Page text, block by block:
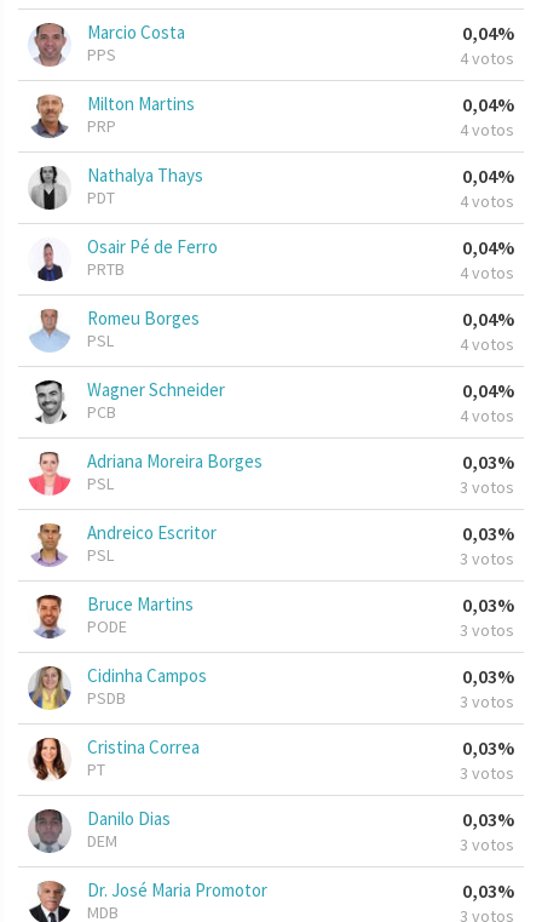
Marcio Costa
PPS
0,04%
4 votos
Milton Martins
PRP
0,04%
4 votos
Nathalya Thays
PDT
0,04%
4 votos
Osair Pé de Ferro
PRTB
0,04%
4 votos
Romeu Borges
PSL
0,04%
4 votos
Wagner Schneider
PCB
0,04%
4 votos
Adriana Moreira Borges
PSL
0,03%
3 votos
Andreico Escritor
PSL
0,03%
3 votos
Bruce Martins
PODE
0,03%
3 votos
Cidinha Campos
PSDB
0,03%
3 votos
Cristina Correa
PT
0,03%
3 votos
Danilo Dias
DEM
0,03%
3 votos
Dr. José Maria Promotor
MDB
0,03%
3 votos